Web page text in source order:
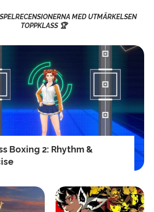
MED UTMÄRKELSEN
TOPPKLASS 🏆
Boxing 2: Rhythm &